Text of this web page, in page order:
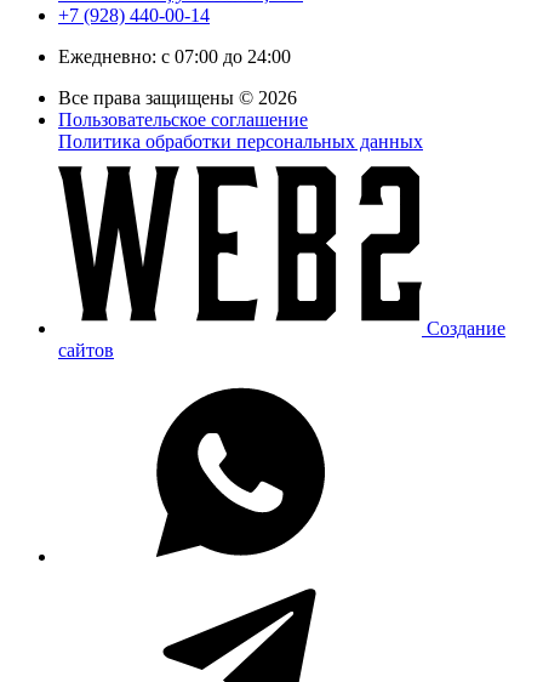
+7 (928) 440-00-14
Ежедневно: с 07:00 до 24:00
Все права защищены © 2026
Пользовательское соглашение
Политика обработки персональных данных
Создание
сайтов